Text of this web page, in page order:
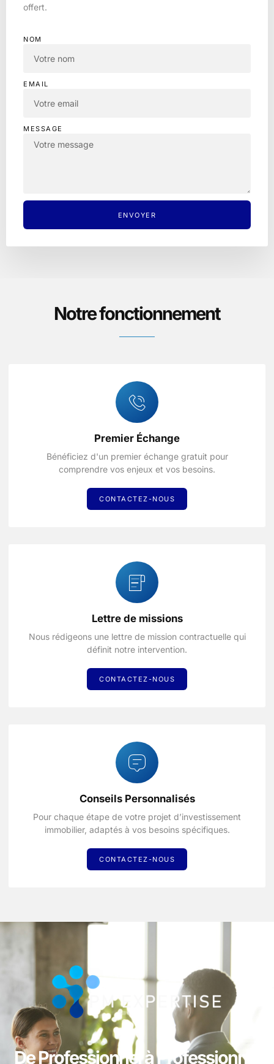
offert.
NOM
EMAIL
MESSAGE
ENVOYER
Notre fonctionnement
Premier Échange
Bénéficiez d'un premier échange gratuit pour
comprendre vos enjeux et vos besoins.
CONTACTEZ-NOUS
Lettre de missions
Nous rédigeons une lettre de mission contractuelle qui
définit notre intervention.
CONTACTEZ-NOUS
Conseils Personnalisés
Pour chaque étape de votre projet d’investissement
immobilier, adaptés à vos besoins spécifiques.
CONTACTEZ-NOUS
De Professionnel à Professionnel